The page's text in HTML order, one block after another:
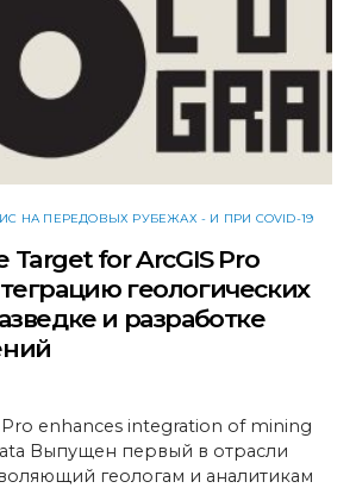
НА ПЕРЕДОВЫХ РУБЕЖАХ - И ПРИ COVID-19
for ArcGIS Pro
геологических
и разработке
enhances integration of mining
Выпущен первый в отрасли
геологам и аналитикам